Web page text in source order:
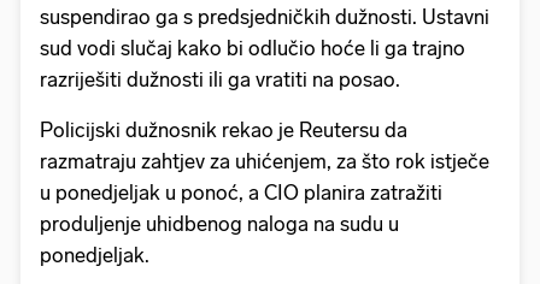
suspendirao ga s predsjedničkih dužnosti. Ustavni
sud vodi slučaj kako bi odlučio hoće li ga trajno
razriješiti dužnosti ili ga vratiti na posao.
Policijski dužnosnik rekao je Reutersu da
razmatraju zahtjev za uhićenjem, za što rok istječe
u ponedjeljak u ponoć, a CIO planira zatražiti
produljenje uhidbenog naloga na sudu u
ponedjeljak.